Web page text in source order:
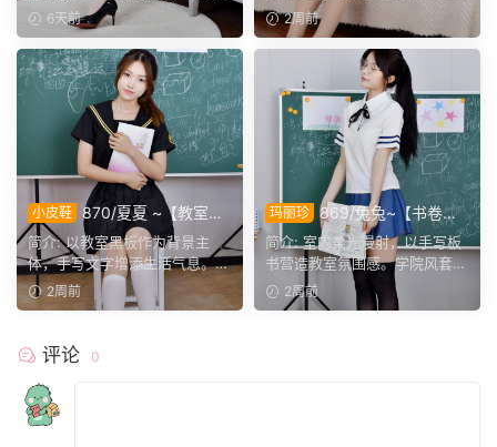
净素雅。小玉身着学院...
6天前
典美学。重点捕捉玛丽...
2周前
小皮鞋
870/夏夏 ~【教室韶
华】黑板书写年少心事，黑水
手服定格校园温柔。
简介: 以教室黑板作为背景主
体，手写文字增添生活气息。黑
金水手制服视觉层次突出...
2周前
玛丽珍 869/兔兔~【书卷流
年】教室黑板藏满字迹，学院
少女尽显校园温柔。
简介: 室内柔光漫射，以手写板
书营造教室氛围感。学院风套装
干净清爽，黑色大腿袜...
2周前
评论 0